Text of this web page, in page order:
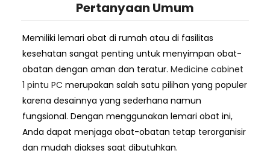
Pertanyaan Umum
Memiliki lemari obat di rumah atau di fasilitas
kesehatan sangat penting untuk menyimpan obat-
obatan dengan aman dan teratur. Medicine cabinet
1 pintu PC merupakan salah satu pilihan yang populer
karena desainnya yang sederhana namun
fungsional. Dengan menggunakan lemari obat ini,
Anda dapat menjaga obat-obatan tetap terorganisir
dan mudah diakses saat dibutuhkan.